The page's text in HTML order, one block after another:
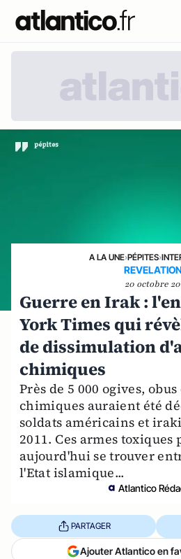
A LA UNE›PÉPITES›
20 octobre
Guerre en Irak :
York Times qui
de dissimulation
chimiques
Près de 5 000 ogives,
chimiques auraient été
soldats américains et
2011. Ces armes
aujourd'hui se trouver
l'Etat islamique...
Atlantico
PARTAGER
Ajouter Atlantico en